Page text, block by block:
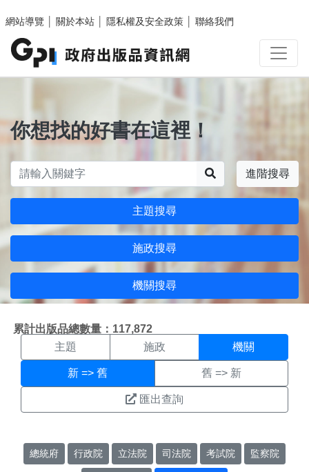
網站導覽
關於本站 隱私權及安全政策 聯絡我們
你想找的好書在這裡！
進階搜尋
主題搜尋
施政搜尋
機關搜尋
累計出版品總數量：117,872
機關搜尋結果頁面
主題 施政 機關
新 => 舊 舊 => 新
匯出查詢
總統府 行政院 立法院 司法院 考試院 監察院